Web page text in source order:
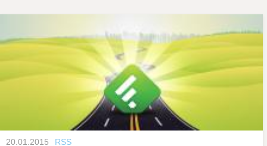
l
20.01.2015 RSS